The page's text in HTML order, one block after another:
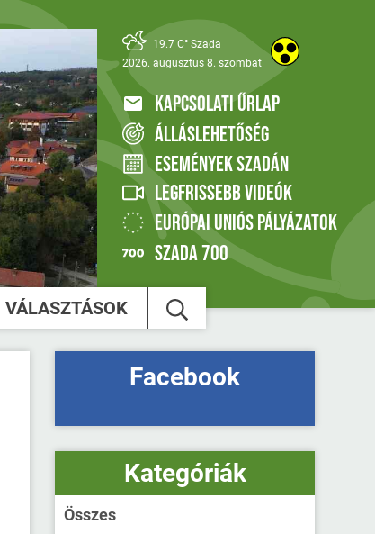
19.7 C° Szada
2026. augusztus 8. szombat
KAPCSOLATI ŰRLAP
ÁLLÁSLEHETŐSÉG
ESEMÉNYEK SZADÁN
LEGFRISSEBB VIDEÓK
EURÓPAI UNIÓS PÁLYÁZATOK
SZADA 700
VÁLASZTÁSOK
Facebook
Kategóriák
Összes